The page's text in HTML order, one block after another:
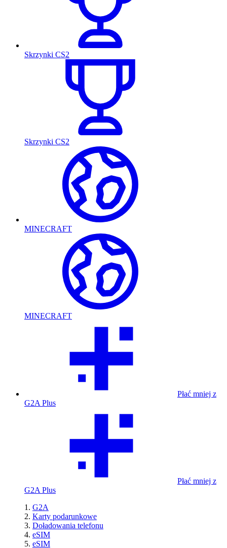
Skrzynki CS2
Skrzynki CS2
MINECRAFT
MINECRAFT
Płać mniej z
G2A Plus
Płać mniej z
G2A Plus
G2A
Karty podarunkowe
Doładowania telefonu
eSIM
eSIM